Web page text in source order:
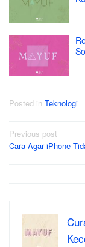
Posted in Teknologi
Post
Previous post
Cara Agar iPhone